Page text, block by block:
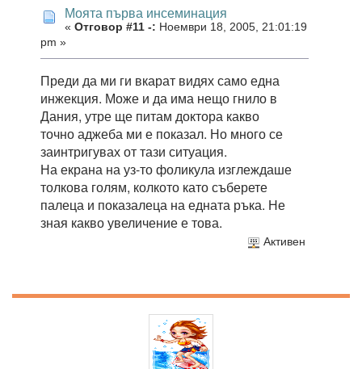
Моята първа инсеминация
« Отговор #11 -: Ноември 18, 2005, 21:01:19
pm »
Преди да ми ги вкарат видях само една
инжекция. Може и да има нещо гнило в
Дания, утре ще питам доктора какво
точно аджеба ми е показал. Но много се
заинтригувах от тази ситуация.
На екрана на уз-то фоликула изглеждаше
толкова голям, колкото като съберете
палеца и показалеца на едната ръка. Не
зная какво увеличение е това.
Активен